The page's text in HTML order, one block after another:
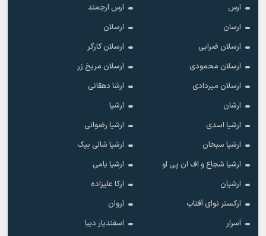
ارس
ارس ارجمند
ارسان
ارسلان
ارسلان ضرابی
ارسلان کارگر
ارسلان محمودی
ارسلان مریخ زر
ارسلان میردادی
ارشا دهقانی
ارشان
ارشیا
ارشیا اسدی
ارشیا رضوانی
ارشیا سبحان
ارشیا شالی بیک
ارشیا شجاع و اف ان پی او
ارشیا یامی
ارشیان
ارکا علیزاده
ارکستر نوای آفتاب
اروان
اَسرار
اسفندیار دیبا